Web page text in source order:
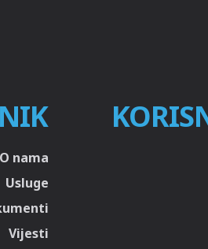
O nama
Usluge
Vijesti